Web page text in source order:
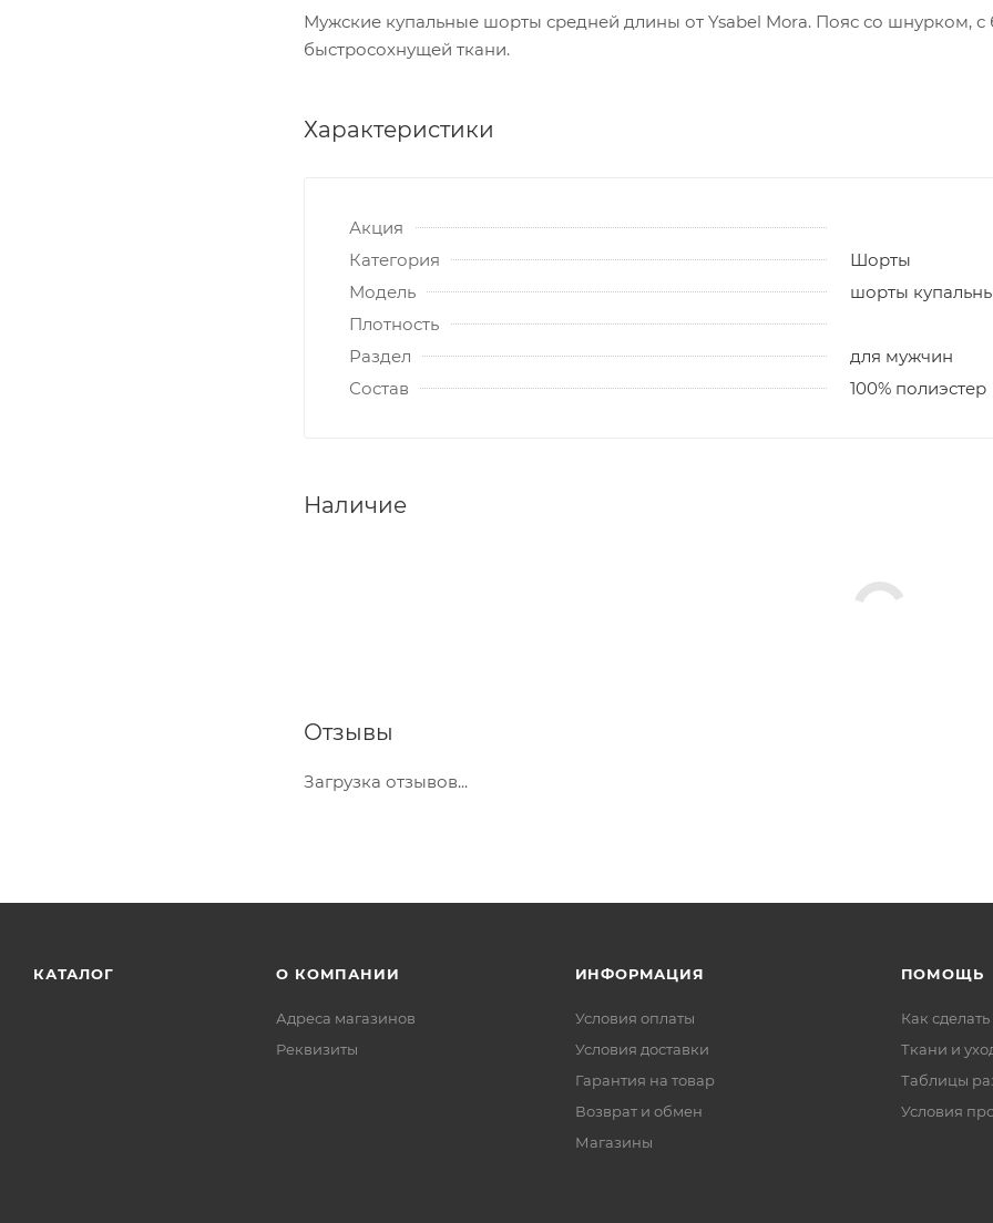
Мужские купальные шорты средней длины от Ysabel Mora. Пояс со
быстросохнущей ткани.
Характеристики
Акция
Категория
Шорты
Модель
шорты
Плотность
Раздел
для мужчин
Состав
100% полиэстер
Наличие
Отзывы
Загрузка отзывов...
КАТАЛОГ О КОМПАНИИ
Адреса магазинов
Реквизиты
ИНФОРМАЦИЯ
Условия оплаты
Условия доставки
Гарантия на товар
Возврат и обмен
Магазины
ПОМОЩЬ
Как сделать
Ткани и
Таблицы
Условия